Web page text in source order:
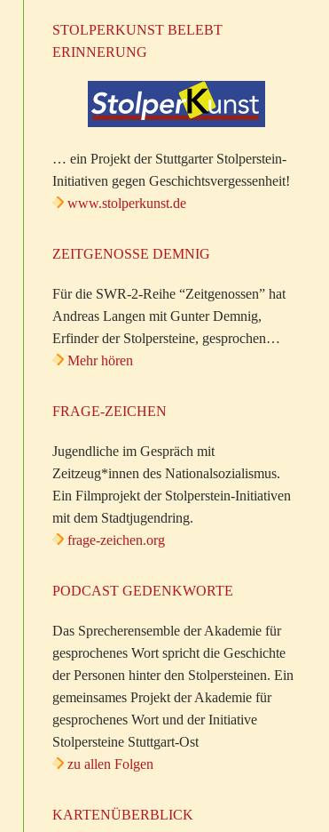
STOLPERKUNST BELEBT
ERINNERUNG
… ein Projekt der Stuttgarter Stolperstein-
Initiativen gegen Geschichtsvergessenheit!
www.stolperkunst.de
ZEITGENOSSE DEMNIG
Für die SWR-2-Reihe “Zeitgenossen” hat
Andreas Langen mit Gunter Demnig,
Erfinder der Stolpersteine, gesprochen…
Mehr hören
FRAGE-ZEICHEN
Jugendliche im Gespräch mit
Zeitzeug*innen des Nationalsozialismus.
Ein Filmprojekt der Stolperstein-Initiativen
mit dem Stadtjugendring.
frage-zeichen.org
PODCAST GEDENKWORTE
Das Sprecherensemble der Akademie für
gesprochenes Wort spricht die Geschichte
der Personen hinter den Stolpersteinen. Ein
gemeinsames Projekt der Akademie für
gesprochenes Wort und der Initiative
Stolpersteine Stuttgart-Ost
zu allen Folgen
KARTENÜBERBLICK